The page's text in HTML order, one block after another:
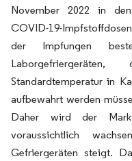
November 2022 in den
COVID-19-
der Impfungen
Standardtemperatur in
aufbewahrt werden
Daher wird der
voraussichtlich
Gefriergeräten steigt.